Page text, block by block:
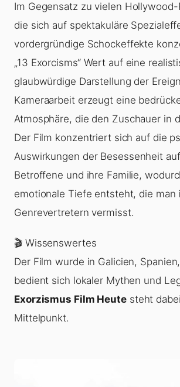
Im Gegensatz zu vielen
die sich auf spektakuläre
vordergründige Schockeffekte
„13 Exorcisms“ Wert auf eine
glaubwürdige Darstellung der
Kameraarbeit erzeugt eine
Atmosphäre, die den Zuschauer in
Der Film konzentriert sich auf die
Auswirkungen der Besessenheit
Betroffene und ihre Familie,
emotionale Tiefe entsteht, die man
Genrevertretern vermisst.
🎬 Wissenswertes
Der Film wurde in Galicien,
bedient sich lokaler Mythen und
Exorzismus Film Heutesteht
Mittelpunkt.